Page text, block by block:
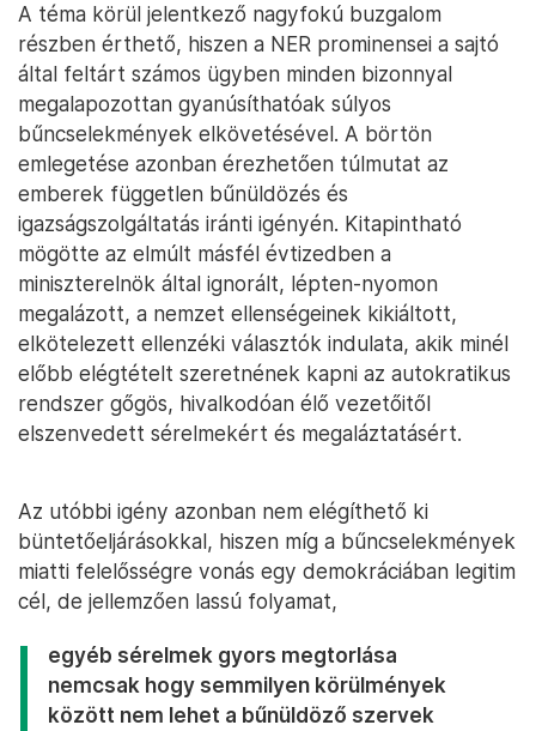
A téma körül jelentkező nagyfokú buzgalom
részben érthető, hiszen a NER prominensei a sajtó
által feltárt számos ügyben minden bizonnyal
megalapozottan gyanúsíthatóak súlyos
bűncselekmények elkövetésével. A börtön
emlegetése azonban érezhetően túlmutat az
emberek független bűnüldözés és
igazságszolgáltatás iránti igényén. Kitapintható
mögötte az elmúlt másfél évtizedben a
miniszterelnök által ignorált, lépten-nyomon
megalázott, a nemzet ellenségeinek kikiáltott,
elkötelezett ellenzéki választók indulata, akik minél
előbb elégtételt szeretnének kapni az autokratikus
rendszer gőgös, hivalkodóan élő vezetőitől
elszenvedett sérelmekért és megaláztatásért.
Az utóbbi igény azonban nem elégíthető ki
büntetőeljárásokkal, hiszen míg a bűncselekmények
miatti felelősségre vonás egy demokráciában legitim
cél, de jellemzően lassú folyamat,
egyéb sérelmek gyors megtorlása
nemcsak hogy semmilyen körülmények
között nem lehet a bűnüldöző szervek